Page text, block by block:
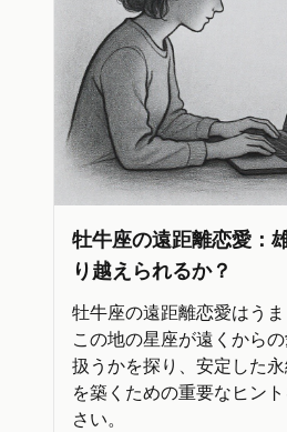
牡牛座の遠距離恋愛：
り越えられるか？
牡牛座の遠距離恋愛はう
この地の星座が遠くから
扱うかを探り、安定した
を築くための重要なヒン
さい。